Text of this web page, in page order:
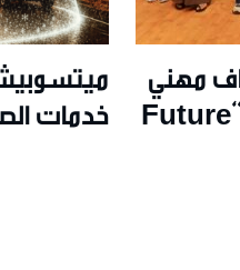
مهني
لأبناء الموظفين ضمن فعالية “Future
خدمات